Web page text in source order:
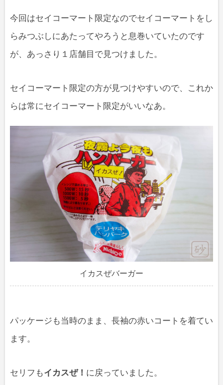
今回はセイコーマート限定なのでセイコーマートをし
らみつぶしにあたってやろうと息巻いていたのです
が、あっさり１店舗目で見つけました。
セイコーマート限定の方が見つけやすいので、これか
らは常にセイコーマート限定がいいなあ。
イカスぜバーガー
パッケージも当時のまま、長袖の赤いコートを着てい
ます。
セリフもイカスぜ！ に戻っていました。